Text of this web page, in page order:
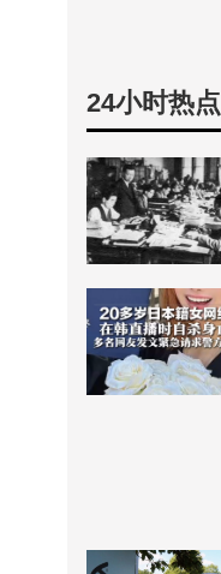
24小时热点